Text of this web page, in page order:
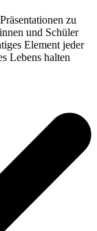
zu
und Schüler
Element jeder
Lebens halten